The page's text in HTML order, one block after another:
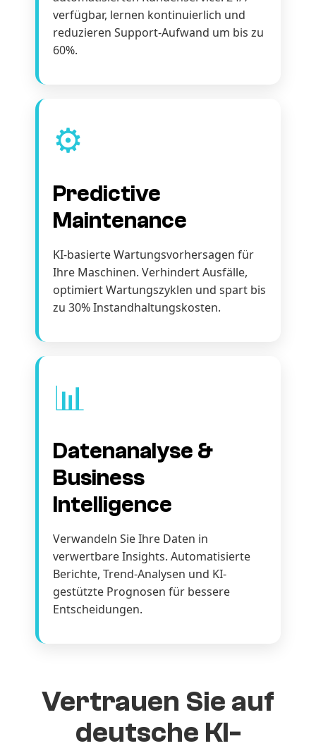
verfügbar, lernen kontinuierlich und
reduzieren Support-Aufwand um bis zu
60%.
⚙️
Predictive
Maintenance
KI-basierte Wartungsvorhersagen für
Ihre Maschinen. Verhindert Ausfälle,
optimiert Wartungszyklen und spart bis
zu 30% Instandhaltungskosten.
📊
Datenanalyse &
Business
Intelligence
Verwandeln Sie Ihre Daten in
verwertbare Insights. Automatisierte
Berichte, Trend-Analysen und KI-
gestützte Prognosen für bessere
Entscheidungen.
Vertrauen Sie auf
deutsche KI-